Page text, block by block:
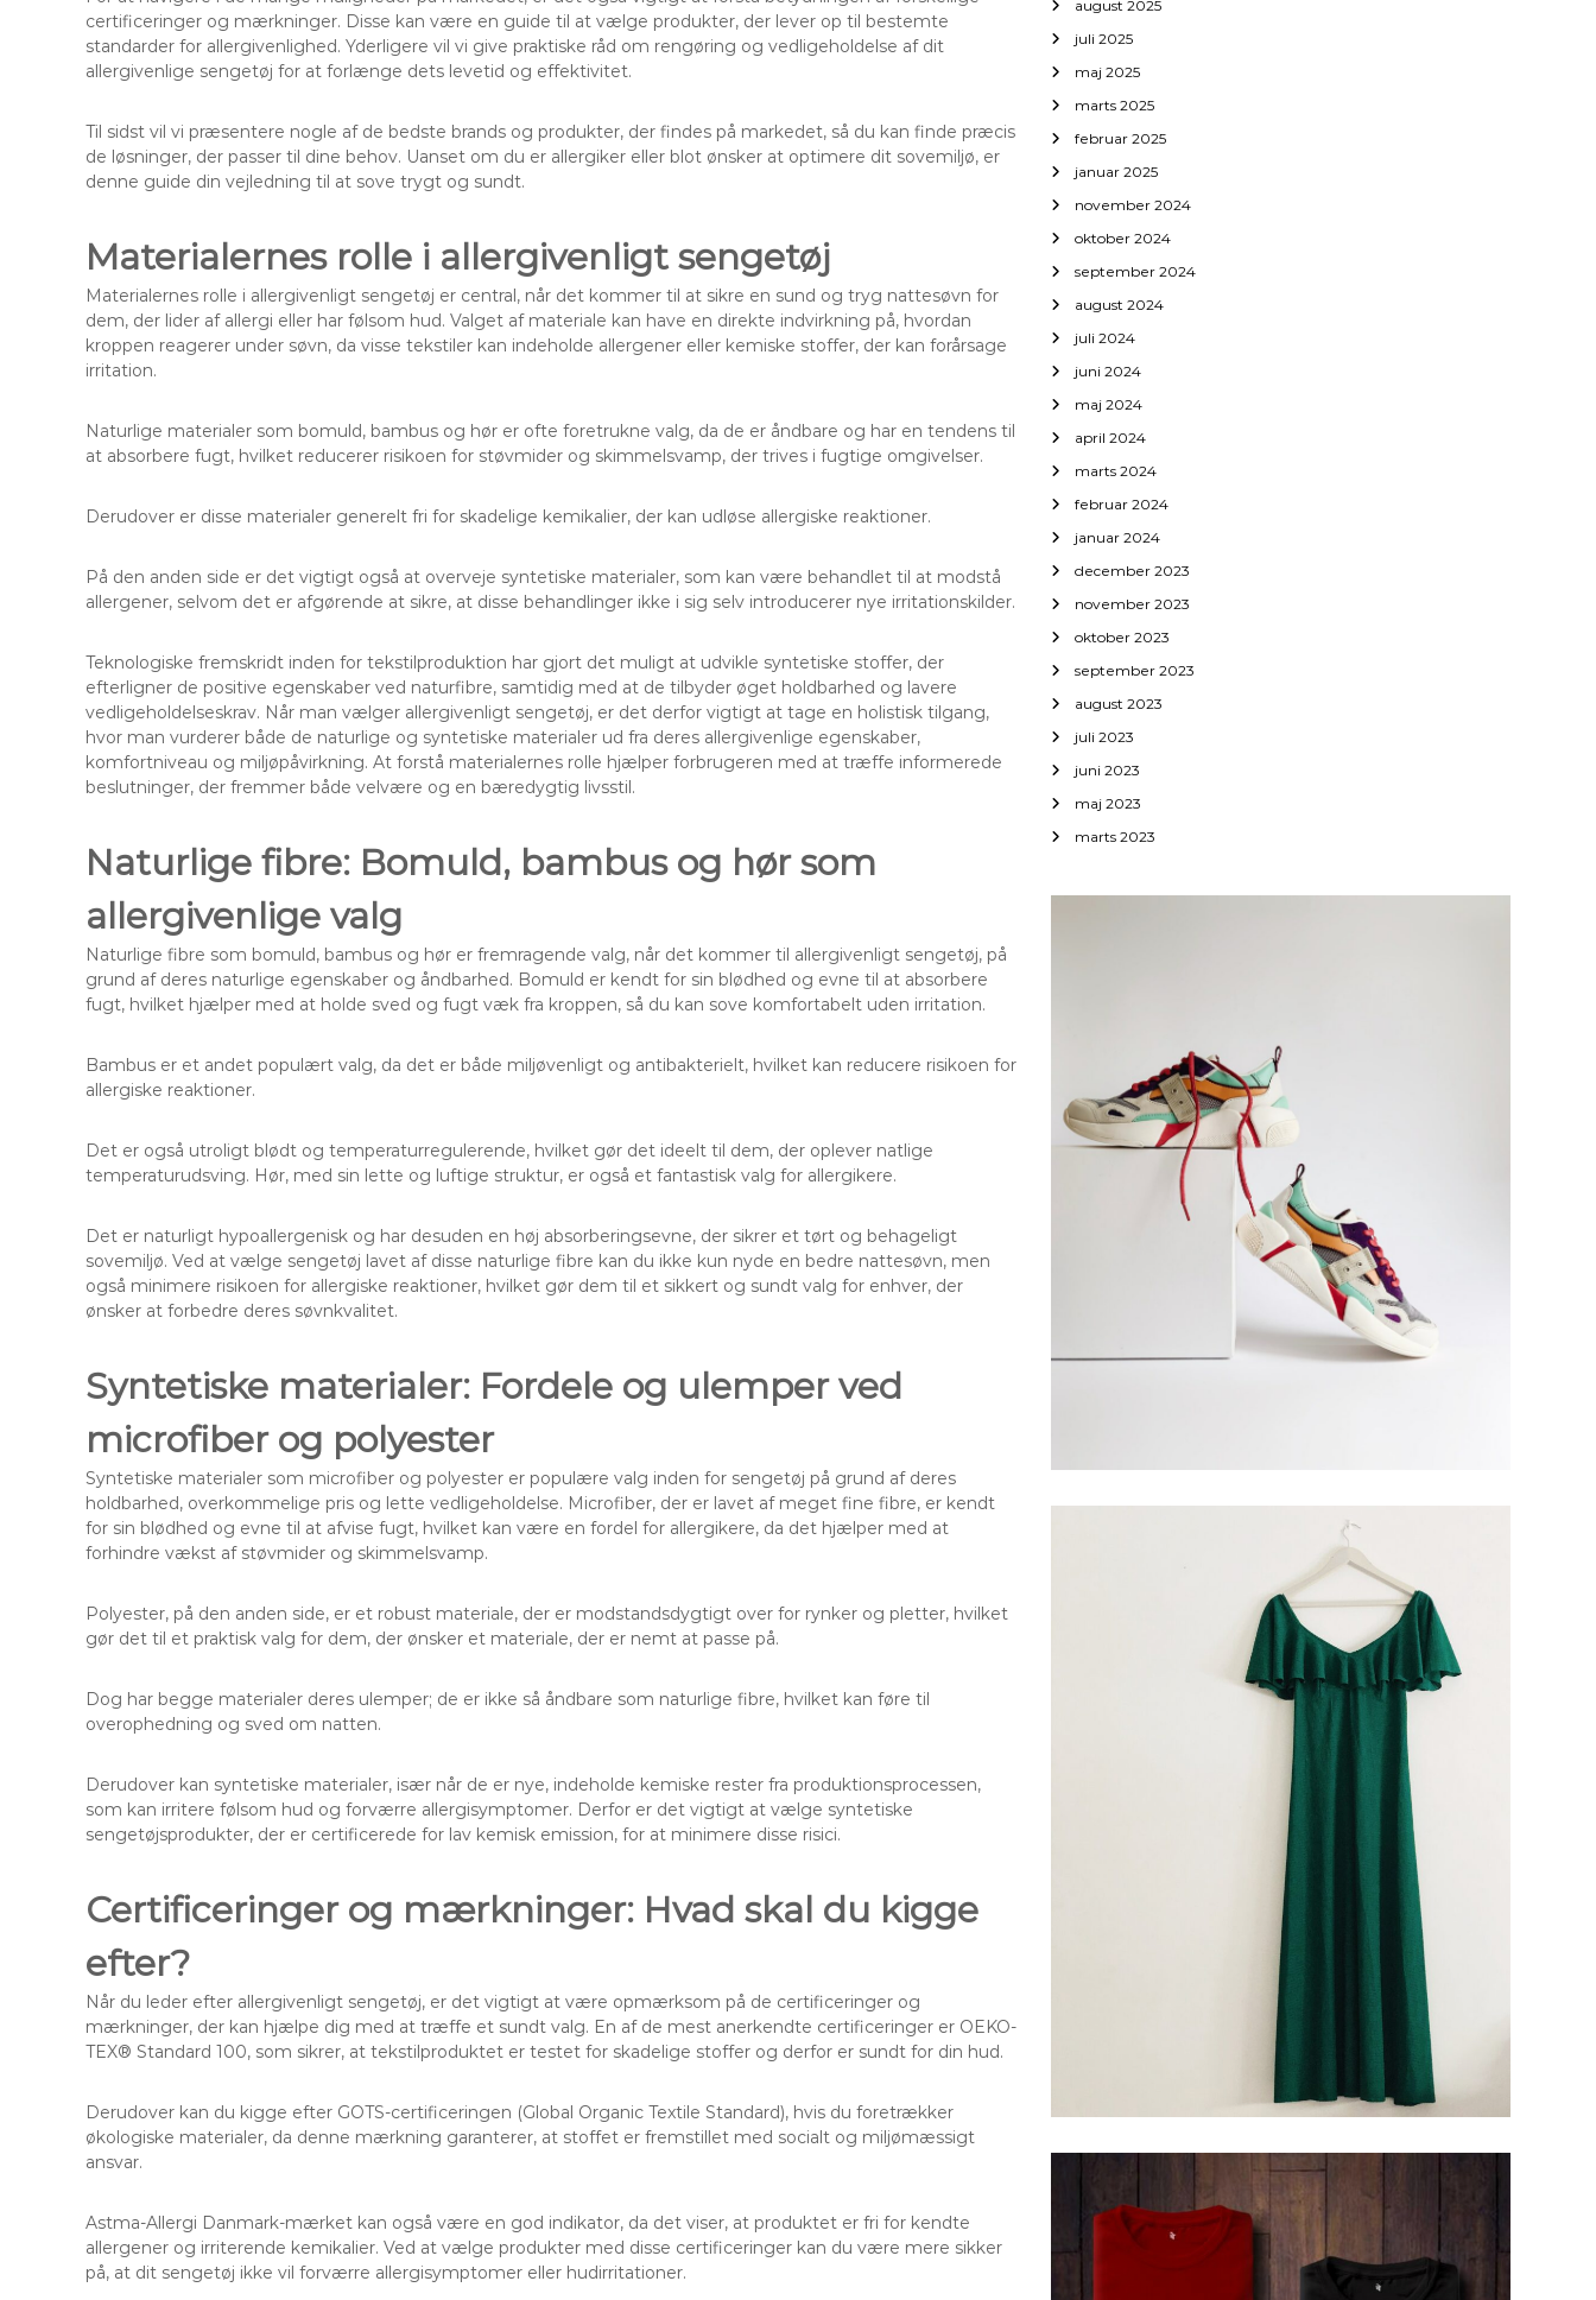
certificeringer og mærkninger. Disse kan være en guide til at vælge produkter, der lever op til bestemte
standarder for allergivenlighed. Yderligere vil vi give praktiske råd om rengøring og vedligeholdelse af dit
allergivenlige sengetøj for at forlænge dets levetid og effektivitet.
Til sidst vil vi præsentere nogle af de bedste brands og produkter, der findes på markedet, så du kan finde præcis
de løsninger, der passer til dine behov. Uanset om du er allergiker eller blot ønsker at optimere dit sovemiljø, er
denne guide din vejledning til at sove trygt og sundt.
Materialernes rolle i allergivenligt sengetøj
Materialernes rolle i allergivenligt sengetøj er central, når det kommer til at sikre en sund og tryg nattesøvn for
dem, der lider af allergi eller har følsom hud. Valget af materiale kan have en direkte indvirkning på, hvordan
kroppen reagerer under søvn, da visse tekstiler kan indeholde allergener eller kemiske stoffer, der kan forårsage
irritation.
Naturlige materialer som bomuld, bambus og hør er ofte foretrukne valg, da de er åndbare og har en tendens til
at absorbere fugt, hvilket reducerer risikoen for støvmider og skimmelsvamp, der trives i fugtige omgivelser.
Derudover er disse materialer generelt fri for skadelige kemikalier, der kan udløse allergiske reaktioner.
På den anden side er det vigtigt også at overveje syntetiske materialer, som kan være behandlet til at modstå
allergener, selvom det er afgørende at sikre, at disse behandlinger ikke i sig selv introducerer nye irritationskilder.
Teknologiske fremskridt inden for tekstilproduktion har gjort det muligt at udvikle syntetiske stoffer, der
efterligner de positive egenskaber ved naturfibre, samtidig med at de tilbyder øget holdbarhed og lavere
vedligeholdelseskrav. Når man vælger allergivenligt sengetøj, er det derfor vigtigt at tage en holistisk tilgang,
hvor man vurderer både de naturlige og syntetiske materialer ud fra deres allergivenlige egenskaber,
komfortniveau og miljøpåvirkning. At forstå materialernes rolle hjælper forbrugeren med at træffe informerede
beslutninger, der fremmer både velvære og en bæredygtig livsstil.
Naturlige fibre: Bomuld, bambus og hør som
allergivenlige valg
Naturlige fibre som bomuld, bambus og hør er fremragende valg, når det kommer til allergivenligt sengetøj, på
grund af deres naturlige egenskaber og åndbarhed. Bomuld er kendt for sin blødhed og evne til at absorbere
fugt, hvilket hjælper med at holde sved og fugt væk fra kroppen, så du kan sove komfortabelt uden irritation.
Bambus er et andet populært valg, da det er både miljøvenligt og antibakterielt, hvilket kan reducere risikoen for
allergiske reaktioner.
Det er også utroligt blødt og temperaturregulerende, hvilket gør det ideelt til dem, der oplever natlige
temperaturudsving. Hør, med sin lette og luftige struktur, er også et fantastisk valg for allergikere.
Det er naturligt hypoallergenisk og har desuden en høj absorberingsevne, der sikrer et tørt og behageligt
sovemiljø. Ved at vælge sengetøj lavet af disse naturlige fibre kan du ikke kun nyde en bedre nattesøvn, men
også minimere risikoen for allergiske reaktioner, hvilket gør dem til et sikkert og sundt valg for enhver, der
ønsker at forbedre deres søvnkvalitet.
Syntetiske materialer: Fordele og ulemper ved
microfiber og polyester
Syntetiske materialer som microfiber og polyester er populære valg inden for sengetøj på grund af deres
holdbarhed, overkommelige pris og lette vedligeholdelse. Microfiber, der er lavet af meget fine fibre, er kendt
for sin blødhed og evne til at afvise fugt, hvilket kan være en fordel for allergikere, da det hjælper med at
forhindre vækst af støvmider og skimmelsvamp.
Polyester, på den anden side, er et robust materiale, der er modstandsdygtigt over for rynker og pletter, hvilket
gør det til et praktisk valg for dem, der ønsker et materiale, der er nemt at passe på.
Dog har begge materialer deres ulemper; de er ikke så åndbare som naturlige fibre, hvilket kan føre til
overophedning og sved om natten.
Derudover kan syntetiske materialer, især når de er nye, indeholde kemiske rester fra produktionsprocessen,
som kan irritere følsom hud og forværre allergisymptomer. Derfor er det vigtigt at vælge syntetiske
sengetøjsprodukter, der er certificerede for lav kemisk emission, for at minimere disse risici.
Certificeringer og mærkninger: Hvad skal du kigge
efter?
Når du leder efter allergivenligt sengetøj, er det vigtigt at være opmærksom på de certificeringer og
mærkninger, der kan hjælpe dig med at træffe et sundt valg. En af de mest anerkendte certificeringer er OEKO-
TEX® Standard 100, som sikrer, at tekstilproduktet er testet for skadelige stoffer og derfor er sundt for din hud.
Derudover kan du kigge efter GOTS-certificeringen (Global Organic Textile Standard), hvis du foretrækker
økologiske materialer, da denne mærkning garanterer, at stoffet er fremstillet med socialt og miljømæssigt
ansvar.
Astma-Allergi Danmark-mærket kan også være en god indikator, da det viser, at produktet er fri for kendte
allergener og irriterende kemikalier. Ved at vælge produkter med disse certificeringer kan du være mere sikker
på, at dit sengetøj ikke vil forværre allergisymptomer eller hudirritationer.
august 2025
juli 2025
maj 2025
marts 2025
februar 2025
januar 2025
november 2024
oktober 2024
september 2024
august 2024
juli 2024
juni 2024
maj 2024
april 2024
marts 2024
februar 2024
januar 2024
december 2023
november 2023
oktober 2023
september 2023
august 2023
juli 2023
juni 2023
maj 2023
marts 2023